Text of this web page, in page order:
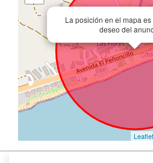
La posición en el mapa
deseo del
Leaflet